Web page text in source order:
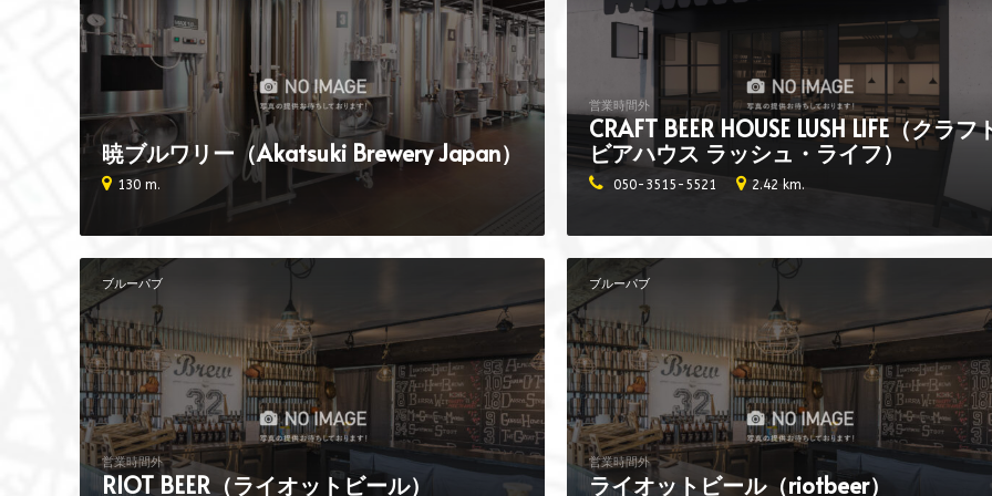
暁ブルワリー（Akatsuki Brewery Japan）
130 m.
CRAFT BEER HOUSE LUSH LIFE（クラフ
ビアハウス ラッシュ・ライフ）
営業時間外
050-3515-5521 2.42 km.
ブルーパブ
RIOT BEER（ライオットビール）
営業時間外
ブルーパブ
ライオットビール（riotbeer）
営業時間外